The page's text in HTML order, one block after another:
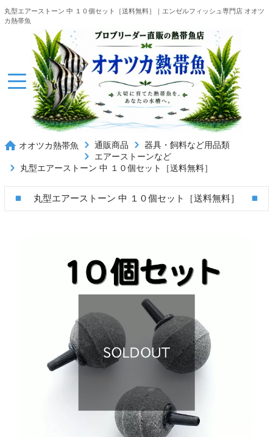
丸型エアーストーン 中 １０個セット［送料無料］｜エンゼルフィッシュ専門店 オオツ
カ熱帯魚
オオツカ熱帯魚 通販商品
器具・飼料など用品類
エアーストーンなど
丸型エアーストーン 中 １０個セット［送料無料］
丸型エアーストーン 中 １０個セット［送料無料］